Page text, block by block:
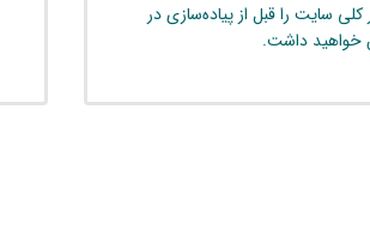
کلی سایت را قبل از پیاده‌سازی در
داشت.